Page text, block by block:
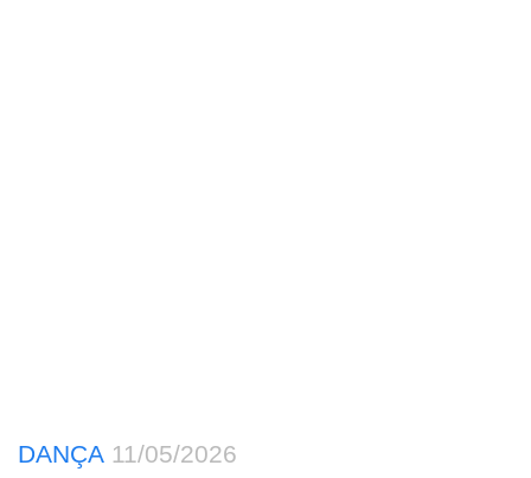
DANÇA 11/05/2026